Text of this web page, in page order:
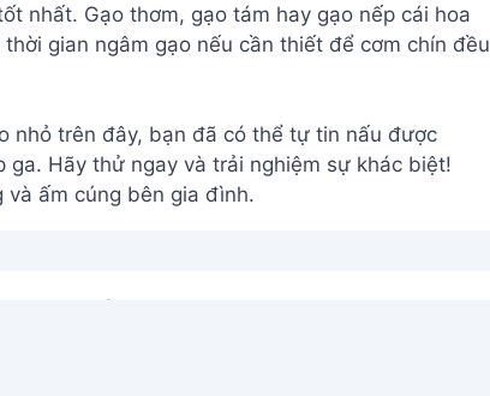
nhất. Gạo thơm, gạo tám hay gạo nếp cái hoa
gian ngâm gạo nếu cần thiết để cơm chín đều
nhỏ trên đây, bạn đã có thể tự tin nấu được
Hãy thử ngay và trải nghiệm sự khác biệt!
và ấm cúng bên gia đình.